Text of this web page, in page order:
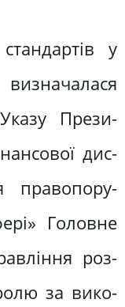
у
Прези­
дис­
правопору­
Головне
роз­
за вико­